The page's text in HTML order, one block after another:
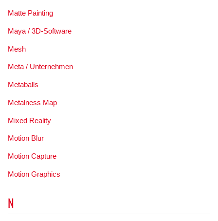
Matte Painting
Maya / 3D-Software
Mesh
Meta / Unternehmen
Metaballs
Metalness Map
Mixed Reality
Motion Blur
Motion Capture
Motion Graphics
N